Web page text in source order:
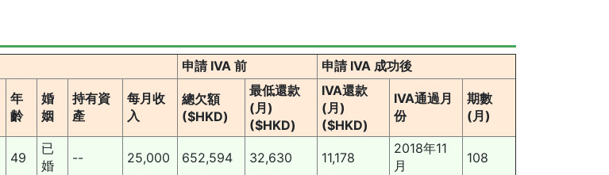
申請 IVA 前 申請 IVA 成功後
年
齡
婚
姻
持有資
產
每月收
入
總欠額
($HKD)
最低還款
(月)
($HKD)
IVA還款
(月)
($HKD)
IVA通過月
份
期數
(月)
49
已
婚
-- 25,000 652,594 32,630 11,178
2018年11
月
108